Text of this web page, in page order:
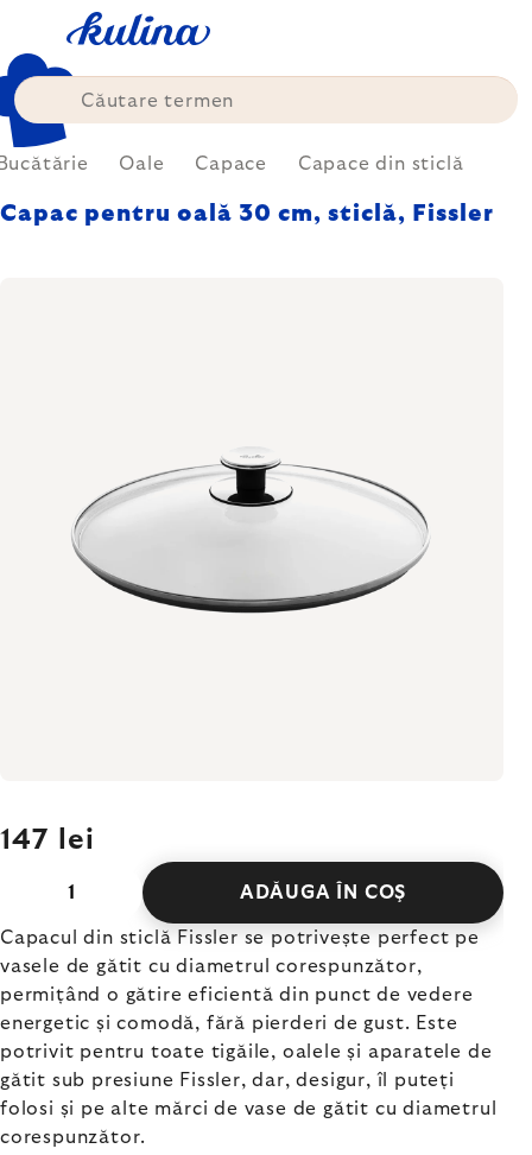
conținut
Oale Capace Capace din sticlă
Capac pentru oală 30 cm, sticlă, Fissler
147 lei
ADĂUGA ÎN COŞ
Capacul din sticlă Fissler se potrivește perfect pe
vasele de gătit cu diametrul corespunzător,
permițând o gătire eficientă din punct de vedere
energetic și comodă, fără pierderi de gust. Este
potrivit pentru toate tigăile, oalele și aparatele de
gătit sub presiune Fissler, dar, desigur, îl puteți
folosi și pe alte mărci de vase de gătit cu diametrul
corespunzător.